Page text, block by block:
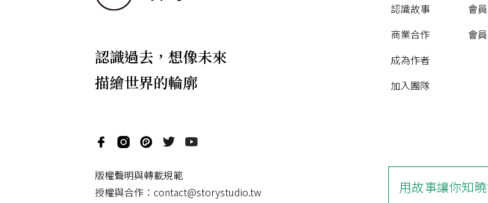
認識過去，想像未來
描繪世界的輪廓
認識故事
商業合作
成為作者
加入團隊
會
會
版權聲明與轉載規範
授權與合作： contact@storystudio.tw
用故事讓你知